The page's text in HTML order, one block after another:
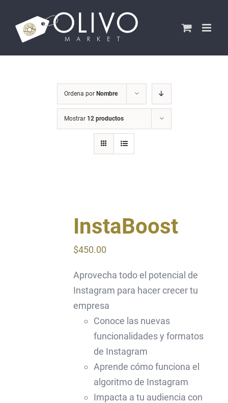
contenido
Ordena por Nombre
Mostrar 12 productos
InstaBoost
$450.00
Aprovecha todo el potencial de
Instagram para hacer crecer tu
empresa
Conoce las nuevas
funcionalidades y formatos
de Instagram
Aprende cómo funciona el
algoritmo de Instagram
Impacta a tu audiencia con